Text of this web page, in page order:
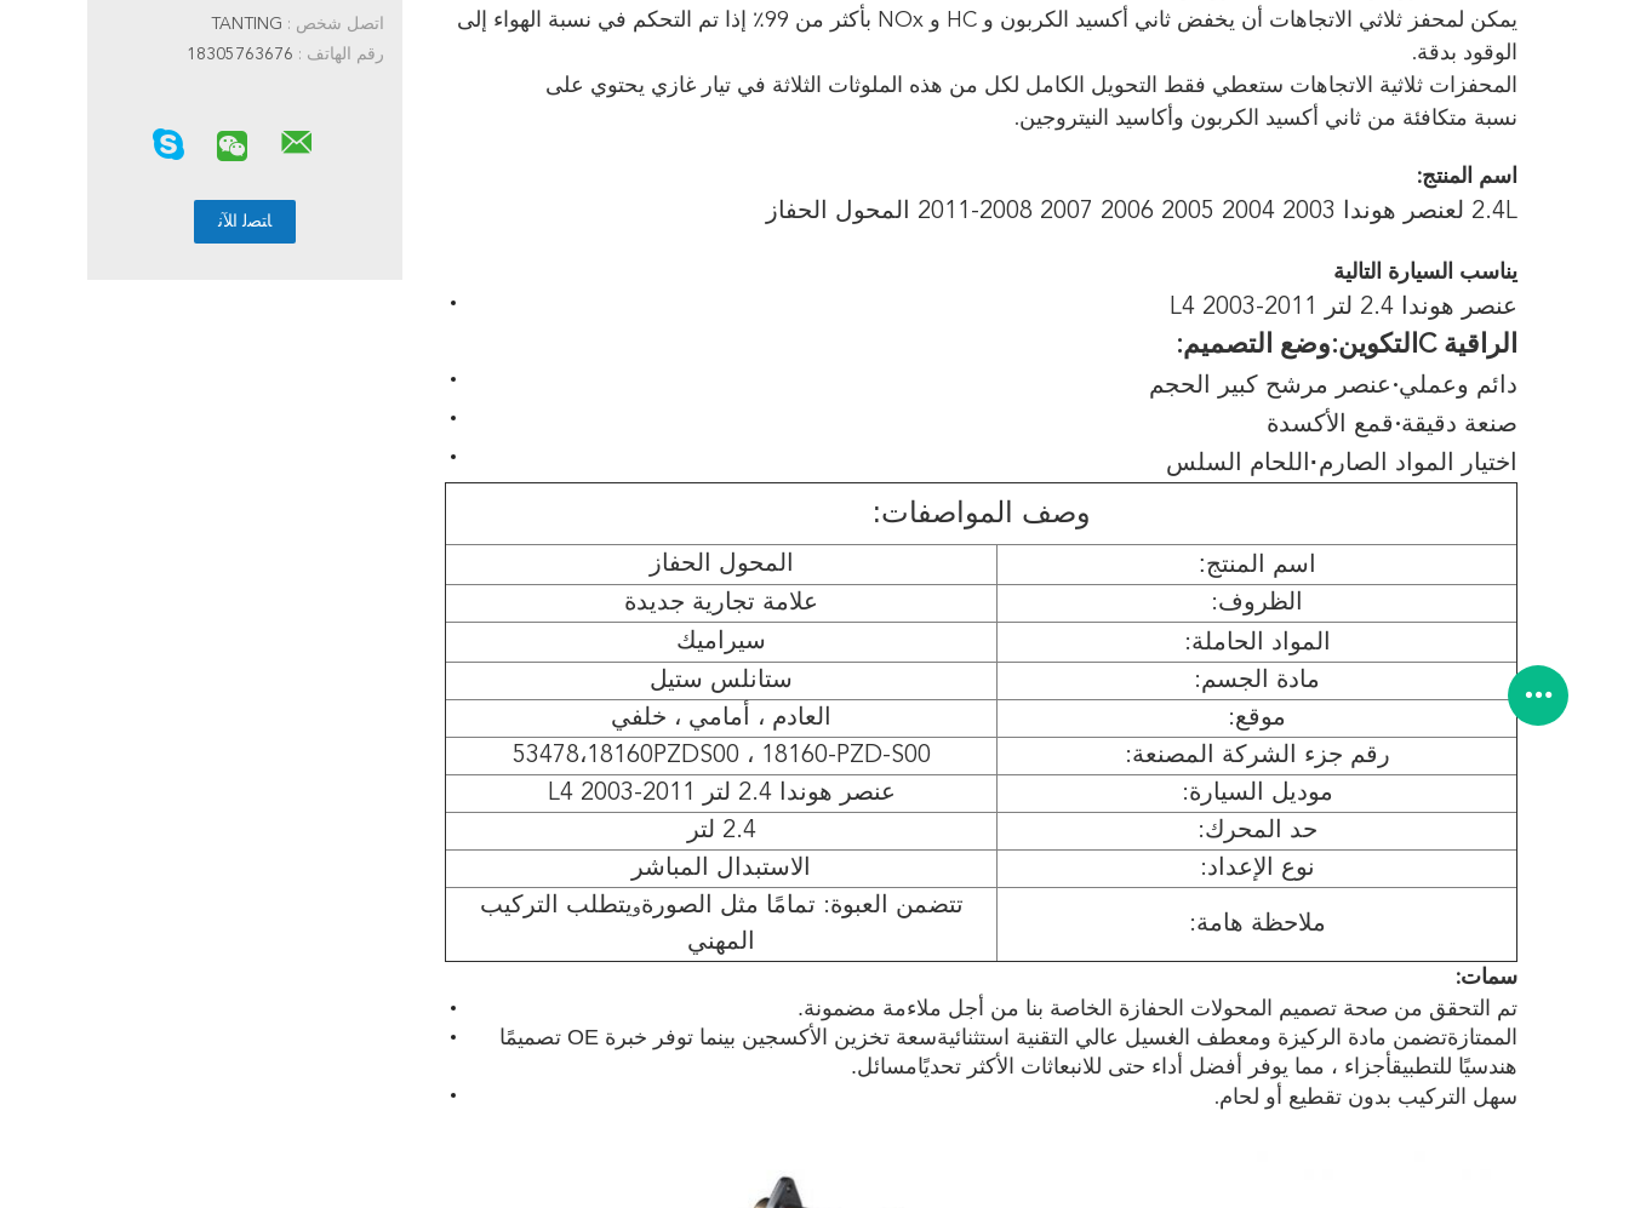
اتصل شخص :
رقم الهاتف :
يمكن لمحفز ثلاثي الاتجاهات أن يخفض ثاني أكسيد الكربون و HC و NOx بأكثر من 99٪ إذا تم التحكم في نسبة الهواء إلى
الوقود بدقة.
المحفزات ثلاثية الاتجاهات ستعطي فقط التحويل الكامل لكل من هذه الملوثات الثلاثة في تيار غازي يحتوي على
نسبة متكافئة من ثاني أكسيد الكربون وأكاسيد النيتروجين.
اسم المنتج:
2.4L لعنصر هوندا 2003 2004 2005 2006 2007 2008-2011 المحول الحفاز
يناسب السيارة التالية
عنصر هوندا 2.4 لتر L4 2003-2011
الراقية C التكوين:وضع التصميم:
دائم وعملي· عنصر مرشح كبير الحجم
صنعة دقيقة· قمع الأكسدة
اختيار المواد الصارم· اللحام السلس
وصف المواصفات:
اسم المنتج:
المحول الحفاز
الظروف:
علامة تجارية جديدة
المواد الحاملة:
سيراميك
مادة الجسم:
ستانلس ستيل
موقع:
العادم ، أمامي ، خلفي
رقم جزء الشركة المصنعة:
53478،18160PZDS00 ، 18160-PZD-S00
موديل السيارة:
عنصر هوندا 2.4 لتر L4 2003-2011
حد المحرك:
2.4 لتر
نوع الإعداد:
الاستبدال المباشر
ملاحظة هامة:
تتضمن العبوة: تمامًا مثل الصورةويتطلب التركيب
المهني
سمات:
تم التحقق من صحة تصميم المحولات الحفازة الخاصة بنا من أجل ملاءمة مضمونة.
الممتازةتضمن مادة الركيزة ومعطف الغسيل عالي التقنية استثنائية
هندسيًا للتطبيقأجزاء ، مما يوفر أفضل أداء حتى للانبعاثات الأكثر تحديًامسائل.
سهل التركيب بدون تقطيع أو لحام.